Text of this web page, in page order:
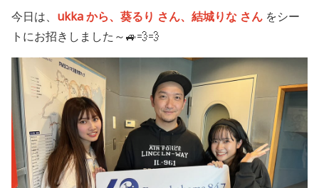
今日は、 ukkaから、葵るり さん、結城りな さん をシー
トにお招きしました～🚙💨💨